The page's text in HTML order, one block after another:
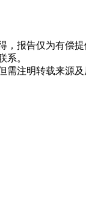
报告仅为有偿
系。
注明转载来源